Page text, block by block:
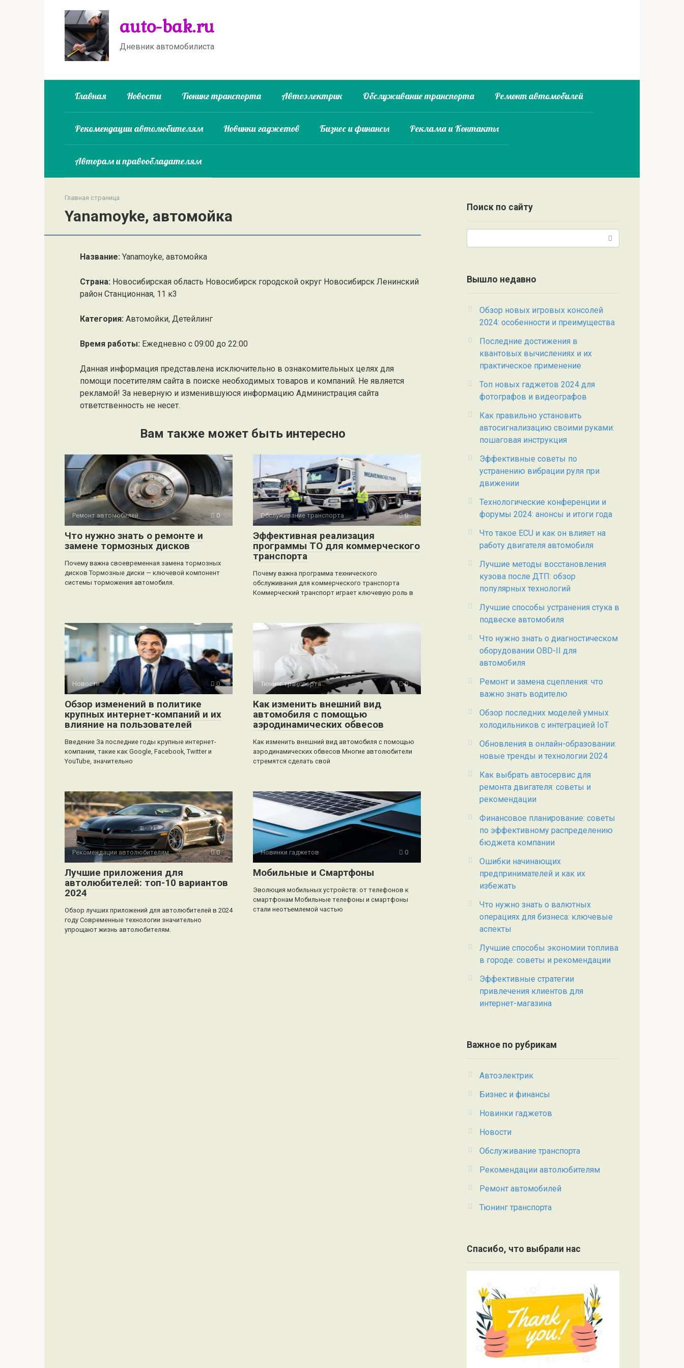
auto-bak.ru
Дневник автомобилиста
Главная Новости Тюнинг транспорта Автоэлектрик Обслуживание транспорта Ремонт автомобилей
Рекомендации автолюбителям Новинки гаджетов Бизнес и финансы Реклама и Контакты
Авторам и правообладателям
Главная страница
Yanamoyke, автомойка
Название: Yanamoyke, автомойка
Страна: Новосибирская область Новосибирск городской округ Новосибирск Ленинский
район Станционная, 11 к3
Категория: Автомойки, Детейлинг
Время работы: Ежедневно с 09:00 до 22:00
Данная информация представлена исключительно в ознакомительных целях для
помощи посетителям сайта в поиске необходимых товаров и компаний. Не является
рекламой! За неверную и изменившуюся информацию Администрация сайта
ответственность не несет.
Вам также может быть интересно
Ремонт автомобилей 0
Что нужно знать о ремонте и
замене тормозных дисков
Почему важна своевременная замена тормозных
дисков Тормозные диски — ключевой компонент
системы торможения автомобиля.
Обслуживание транспорта 0
Эффективная реализация
программы ТО для коммерческого
транспорта
Почему важна программа технического
обслуживания для коммерческого транспорта
Коммерческий транспорт играет ключевую роль в
Новости 0
Обзор изменений в политике
крупных интернет-компаний и их
влияние на пользователей
Введение За последние годы крупные интернет-
компании, такие как Google, Facebook, Twitter и
YouTube, значительно
Тюнинг транспорта 0
Как изменить внешний вид
автомобиля с помощью
аэродинамических обвесов
Как изменить внешний вид автомобиля с помощью
аэродинамических обвесов Многие автолюбители
стремятся сделать свой
Рекомендации автолюбителям 0
Лучшие приложения для
автолюбителей: топ-10 вариантов
2024
Обзор лучших приложений для автолюбителей в 2024
году Современные технологии значительно
упрощают жизнь автолюбителям.
Новинки гаджетов 0
Мобильные и Смартфоны
Эволюция мобильных устройств: от телефонов к
смартфонам Мобильные телефоны и смартфоны
стали неотъемлемой частью
Поиск по сайту
Вышло недавно
Обзор новых игровых консолей
2024: особенности и преимущества
Последние достижения в
квантовых вычислениях и их
практическое применение
Топ новых гаджетов 2024 для
фотографов и видеографов
Как правильно установить
автосигнализацию своими руками:
пошаговая инструкция
Эффективные советы по
устранению вибрации руля при
движении
Технологические конференции и
форумы 2024: анонсы и итоги года
Что такое ECU и как он влияет на
работу двигателя автомобиля
Лучшие методы восстановления
кузова после ДТП: обзор
популярных технологий
Лучшие способы устранения стука в
подвеске автомобиля
Что нужно знать о диагностическом
оборудовании OBD-II для
автомобиля
Ремонт и замена сцепления: что
важно знать водителю
Обзор последних моделей умных
холодильников с интеграцией IoT
Обновления в онлайн-образовании:
новые тренды и технологии 2024
Как выбрать автосервис для
ремонта двигателя: советы и
рекомендации
Финансовое планирование: советы
по эффективному распределению
бюджета компании
Ошибки начинающих
предпринимателей и как их
избежать
Что нужно знать о валютных
операциях для бизнеса: ключевые
аспекты
Лучшие способы экономии топлива
в городе: советы и рекомендации
Эффективные стратегии
привлечения клиентов для
интернет-магазина
Важное по рубрикам
Автоэлектрик
Бизнес и финансы
Новинки гаджетов
Новости
Обслуживание транспорта
Рекомендации автолюбителям
Ремонт автомобилей
Тюнинг транспорта
Спасибо, что выбрали нас